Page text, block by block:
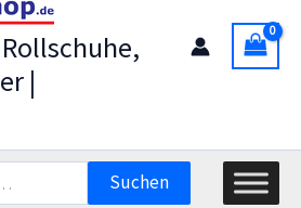
|
Suchen